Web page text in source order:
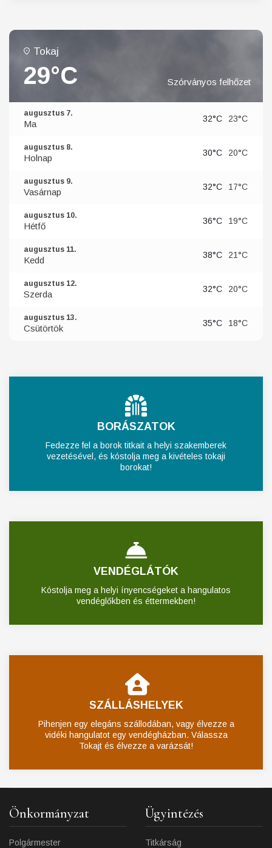
Tokaj
29°C Szórványos felhőzet
augusztus 7.
Ma 32°C 23°C
augusztus 8.
Holnap 30°C 20°C
augusztus 9.
Vasárnap 32°C 17°C
augusztus 10.
Hétfő 36°C 19°C
augusztus 11.
Kedd 38°C 21°C
augusztus 12.
Szerda 32°C 20°C
augusztus 13.
Csütörtök 35°C 18°C
BORÁSZATOK
Fedezze fel a borok titkait a helyi szakemberek
vezetésével, és kóstolja meg a kivételes tokaji
borokat!
VENDÉGLÁTÓK
Kóstolja meg a helyi ínyencségeket a hangulatos
vendéglőkben és éttermekben!
SZÁLLÁSHELYEK
Pihenjen egy elegáns szállodában, vagy élvezze a
vidéki hangulatot egy vendégházban. Válassza
Tokajt és élvezze a varázsát!
Önkormányzat
Polgármester
Ügyintézés
Titkárság